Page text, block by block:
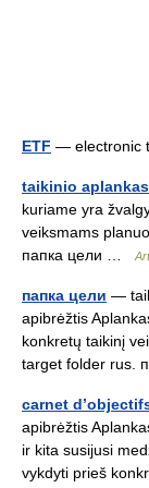
ETF — electronic
taikinio aplankas
kuriame yra
veiksmams
папка цели …
папка цели —
apibrėžtis
konkretų taikinį
target folder rus.
carnet
apibrėžtis
ir kita susijusi
vykdyti prieš